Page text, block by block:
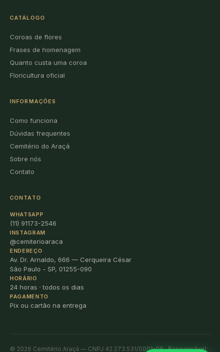
CATÁLOGO
Coroas de flores
Frases de homenagem
Quanto custa uma coroa
Floricultura oficial
INFORMAÇÕES
Como funciona
Dúvidas frequentes
Cemitério do Araçá
Sobre nós
Contato
CONTATO
WHATSAPP
(11) 91173-2546
INSTAGRAM
@cemiterioaraca
ENDEREÇO
Av. Dr. Arnaldo, 666 — Cerqueira César
São Paulo - SP, 01255-090
HORÁRIO
24 horas · todos os dias
PAGAMENTO
Pix ou cartão na entrega
© 2026 Cemitério Araçá — CNPJ 42.273.531/0001-06 · Responsável: